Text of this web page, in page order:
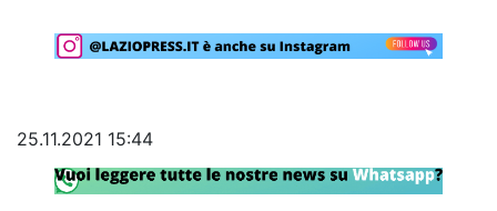
Primavera
Lazio Women
Rassegna Lazio
25.11.2021 15:44